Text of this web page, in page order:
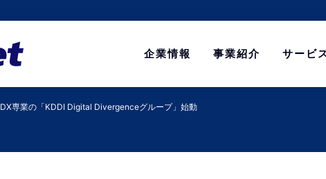
企業情報 事業紹介 サービ
DX専業の「KDDI Digital Divergenceグループ」始動